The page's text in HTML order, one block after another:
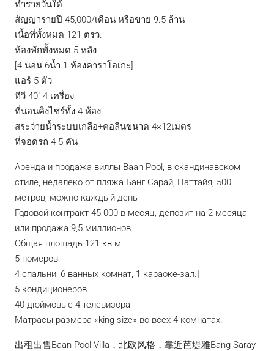
ทำรายวันใด้
สัญญารายปี 45,000/เดือน หรือขาย 9.5 ล้าน
เนื้อที่ทั้งหมด 121 ตรว.
ห้องพักทั้งหมด 5 หลัง
[4 นอน 6น้ำ 1 ห้องคาราโอเกะ]
แอร์ 5 ตัว
ทีวี 40″ 4 เครื่อง
ที่นอนคิงไซร์ทั้ง 4 ห้อง
สระว่ายน้ำระบบเกลือ+คอลีนขนาด 4×12เมตร
ที่จอดรถ 4-5 คัน
Аренда и продажа виллы Baan Pool, в скандинавском
стиле, недалеко от пляжа Банг Сарай, Паттайя, 500
метров, можно каждый день
Годовой контракт 45 000 в месяц, депозит на 2 месяца
или продажа 9,5 миллионов.
Общая площадь 121 кв.м.
5 номеров
4 спальни, 6 ванных комнат, 1 караоке-зал.]
5 кондиционеров
40-дюймовые 4 телевизора
Матрасы размера «king-size» во всех 4 комнатах.
出租出售Baan Pool Villa，北欧风格，靠近芭堤雅Bang Saray